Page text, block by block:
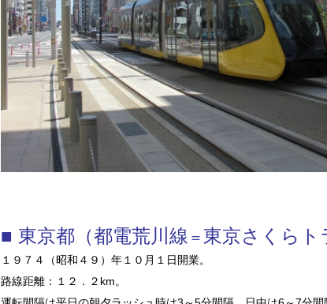
■ 東京都（都電荒川線 ＝ 東京さくらト
１９７４（昭和４９）年１０月１日開業。
路線距離：１２．２km。